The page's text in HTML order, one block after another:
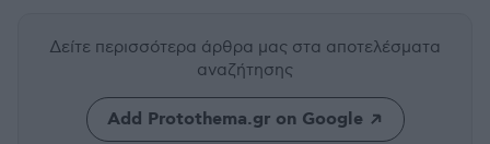
Δείτε περισσότερα άρθρα μας στα αποτελέσματα
αναζήτησης
Add Protothema.gr on Google